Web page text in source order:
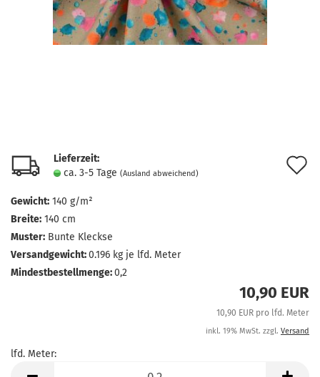
Lieferzeit:
ca. 3-5 Tage (Ausland abweichend)
Gewicht: 140 g/m²
Breite: 140 cm
Muster: Bunte Kleckse
Versandgewicht:0.196 kg je lfd. Meter
Mindestbestellmenge:0,2
10,90 EUR
10,90 EUR pro lfd. Meter
inkl. 19% MwSt. zzgl. Versand
lfd. Meter: